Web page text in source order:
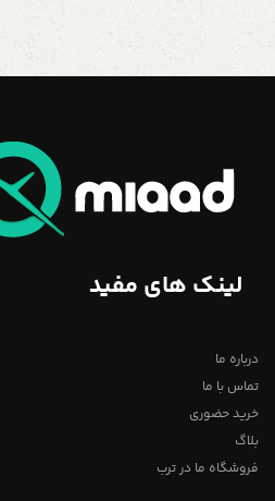
لینک های مفید
درباره ما
تماس با ما
خرید حضوری
بلاگ
فروشگاه ما در ترب